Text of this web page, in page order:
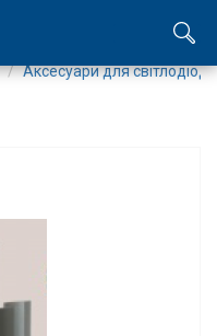
Аксесуари для